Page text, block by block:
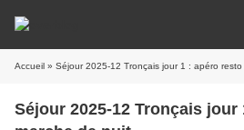
Accueil » Séjour 2025-12 Tronçais jour 1 : apéro
Séjour 2025-12 Tronçais